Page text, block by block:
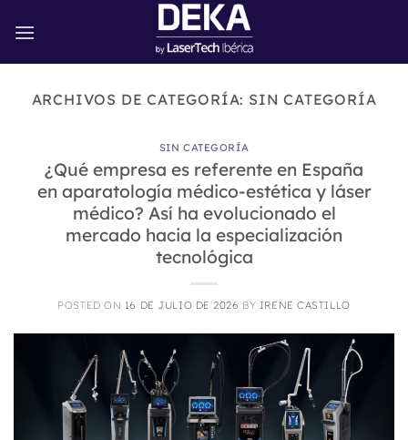
ARCHIVOS DE CATEGORÍA: SIN CATEGORÍA
SIN CATEGORÍA
¿Qué empresa es referente en España
en aparatología médico-estética y láser
médico? Así ha evolucionado el
mercado hacia la especialización
tecnológica
POSTED ON 16 DE JULIO DE 2026 BY IRENE CASTILLO